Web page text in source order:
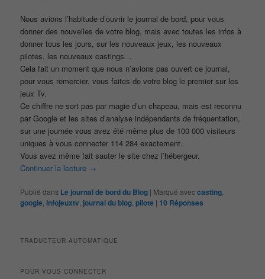
Nous avions l’habitude d’ouvrir le journal de bord, pour vous
donner des nouvelles de votre blog, mais avec toutes les infos à
donner tous les jours, sur les nouveaux jeux, les nouveaux
pilotes, les nouveaux castings…
Cela fait un moment que nous n’avions pas ouvert ce journal,
pour vous remercier, vous faites de votre blog le premier sur les
jeux Tv.
Ce chiffre ne sort pas par magie d’un chapeau, mais est reconnu
par Google et les sites d’analyse indépendants de fréquentation,
sur une journée vous avez été même plus de 100 000 visiteurs
uniques à vous connecter 114 284 exactement.
Vous avez même fait sauter le site chez l’hébergeur.
Continuer la lecture →
Publié dans Le journal de bord du Blog | Marqué aveccasting
google infojeuxtv journal du blog ,pilote | 10 Réponses
TRADUCTEUR AUTOMATIQUE
POUR VOUS CONNECTER